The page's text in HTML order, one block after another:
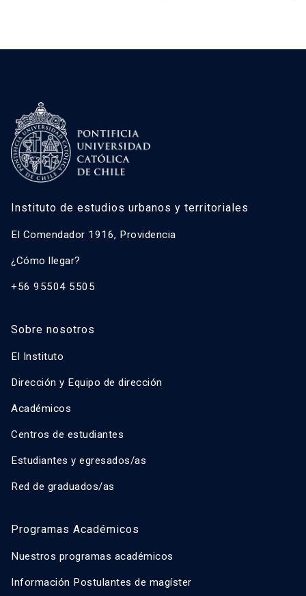
Instituto de estudios urbanos y territoriales
El Comendador 1916, Providencia
¿Cómo llegar?
+56 95504 5505
Sobre nosotros
El Instituto
Dirección y Equipo de dirección
Académicos
Centros de estudiantes
Estudiantes y egresados/as
Red de graduados/as
Programas Académicos
Nuestros programas académicos
Información Postulantes de magíster